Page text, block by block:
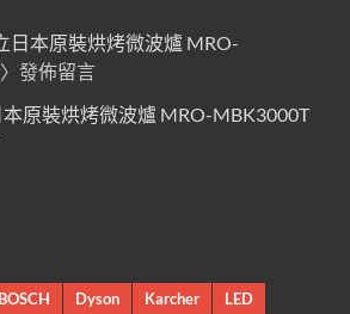
日本原裝烘烤微波爐 MRO-
〉發佈留言
本原裝烘烤微波爐 MRO-MBK3000T
BOSCH Dyson Karcher
LED